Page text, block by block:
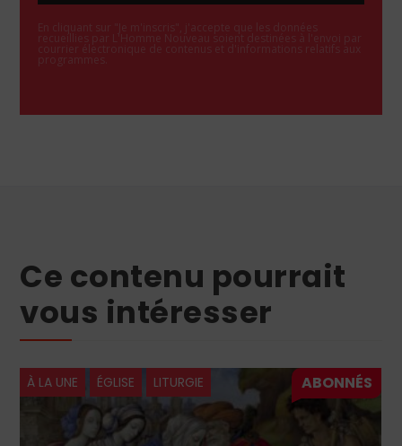
En cliquant sur "Je m'inscris", j'accepte que les données
recueillies par L'Homme Nouveau soient destinées à l'envoi par
courrier électronique de contenus et d'informations relatifs aux
programmes.
Ce contenu pourrait
vous intéresser
À LA UNE ÉGLISE LITURGIE